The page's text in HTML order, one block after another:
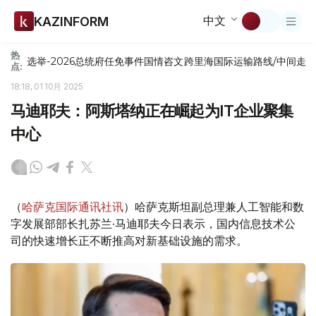
KAZINFORM 中文
热
点: 选举-2026总统府任免事件国情咨文跨里海国际运输路线/中间走廊
18:18, 01 10月 2025
马迪耶夫：阿斯塔纳正在崛起为IT企业聚集
中心
（哈萨克国际通讯社讯）哈萨克斯坦副总理兼人工智能和数
字发展部部长扎苏兰·马迪耶夫今日表示，国内信息技术公
司的快速增长正不断推高对新基础设施的需求。